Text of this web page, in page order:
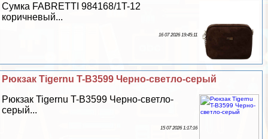
Сумка FABRETTI 984168/1T-12
коричневый...
16 07 2026 19:45:11
Рюкзак Tigernu T-B3599 Черно-светло-серый
Рюкзак Tigernu T-B3599 Черно-светло-
серый...
15 07 2026 1:17:16